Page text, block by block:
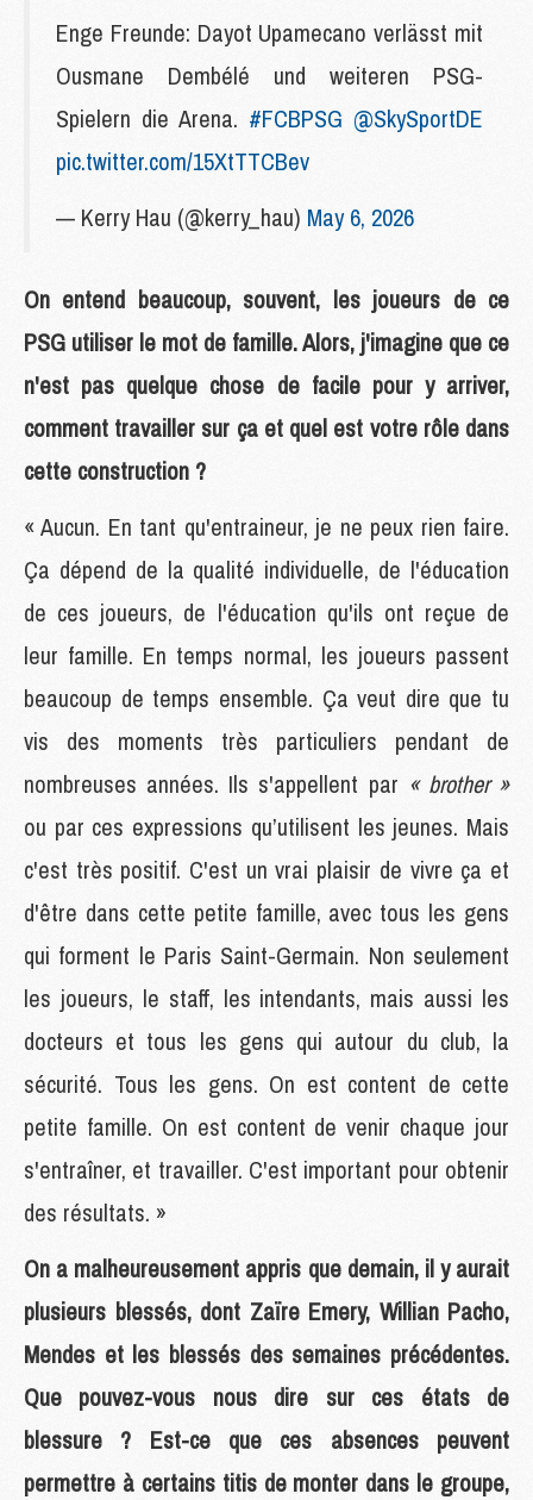
Enge Freunde: Dayot Upamecano verlässt mit
Ousmane Dembélé und weiteren PSG-
Spielern die Arena. #FCBPSG @SkySportDE
pic.twitter.com/15XtTTCBev
— Kerry Hau (@kerry_hau) May 6, 2026
On entend beaucoup, souvent, les joueurs de ce
PSG utiliser le mot de famille. Alors, j'imagine que ce
n'est pas quelque chose de facile pour y arriver,
comment travailler sur ça et quel est votre rôle dans
cette construction ?
« Aucun. En tant qu'entraineur, je ne peux rien faire.
Ça dépend de la qualité individuelle, de l'éducation
de ces joueurs, de l'éducation qu'ils ont reçue de
leur famille. En temps normal, les joueurs passent
beaucoup de temps ensemble. Ça veut dire que tu
vis des moments très particuliers pendant de
nombreuses années. Ils s'appellent par « brother »
ou par ces expressions qu’utilisent les jeunes. Mais
c'est très positif. C'est un vrai plaisir de vivre ça et
d'être dans cette petite famille, avec tous les gens
qui forment le Paris Saint-Germain. Non seulement
les joueurs, le staff, les intendants, mais aussi les
docteurs et tous les gens qui autour du club, la
sécurité. Tous les gens. On est content de cette
petite famille. On est content de venir chaque jour
s'entraîner, et travailler. C'est important pour obtenir
des résultats. »
On a malheureusement appris que demain, il y aurait
plusieurs blessés, dont Zaïre Emery, Willian Pacho,
Mendes et les blessés des semaines précédentes.
Que pouvez-vous nous dire sur ces états de
blessure ? Est-ce que ces absences peuvent
permettre à certains titis de monter dans le groupe,